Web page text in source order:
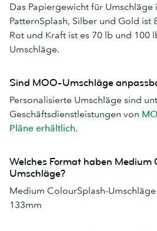
Das Papiergewicht für
PatternSplash, Silber und Gold ist
Rot und Kraft ist es 70 lb und 100
Umschläge.
Sind MOO-Umschläge
Personalisierte Umschläge sind
Geschäftsdienstleistungen von
Pläne erhältlich.
Welches Format haben Medium
Umschläge?
Medium ColourSplash-
133mm